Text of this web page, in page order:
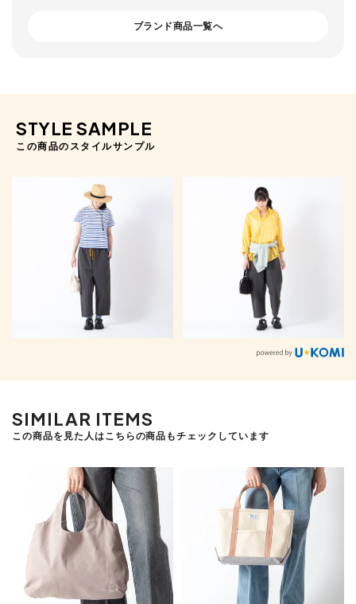
ブランド商品一覧へ
STYLE SAMPLE
この商品のスタイルサンプル
SIMILAR ITEMS
この商品を見た人はこちらの商品もチェックしています